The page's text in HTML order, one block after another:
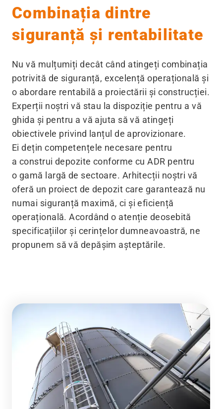
Combinația dintre
siguranță și rentabilitate
Nu vă mulțumiți decât când atingeți combinația
potrivită de siguranță, excelență operațională și
o abordare rentabilă a proiectării și construcției.
Experții noștri vă stau la dispoziție pentru a vă
ghida și pentru a vă ajuta să vă atingeți
obiectivele privind lanțul de aprovizionare.
Ei dețin competențele necesare pentru
a construi depozite conforme cu ADR pentru
o gamă largă de sectoare. Arhitecții noștri vă
oferă un proiect de depozit care garantează nu
numai siguranță maximă, ci și eficiență
operațională. Acordând o atenție deosebită
specificațiilor și cerințelor dumneavoastră, ne
propunem să vă depășim așteptările.